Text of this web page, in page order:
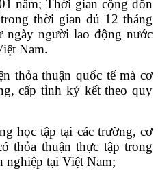
năm; Thời gian cộng dồn
thời gian đủ 12 tháng
người lao động nước
Nam.
thỏa thuận quốc tế mà cơ
cấp tỉnh ký kết theo quy
học tập tại các trường, cơ
thỏa thuận thực tập trong
nghiệp tại Việt Nam;